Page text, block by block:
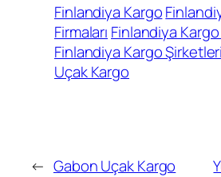
Finlandiya Kargo
Firmaları Finlandiya Kargo
Finlandiya Kargo Şirketleri
Uçak Kargo
← Gabon Uçak Kargo